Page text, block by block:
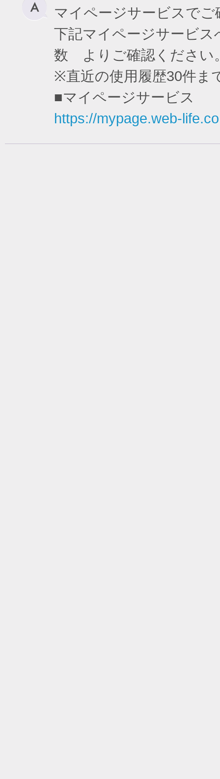
マイページサービスで
下記マイページサービ
数 よりご確認ください
※直近の使用履歴30件ま
■マイページサービス
https://mypage.web-